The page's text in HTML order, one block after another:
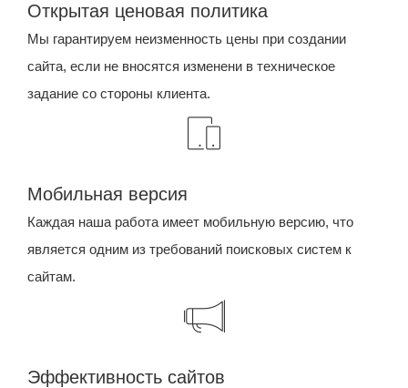
Открытая ценовая политика
Мы гарантируем неизменность цены при создании
сайта, если не вносятся изменени в техническое
задание со стороны клиента.
Мобильная версия
Каждая наша работа имеет мобильную версию, что
является одним из требований поисковых систем к
сайтам.
Эффективность сайтов